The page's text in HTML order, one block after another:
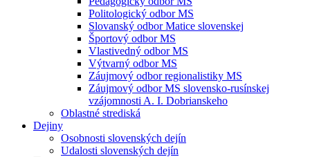
Politologický odbor MS
Slovanský odbor Matice slovenskej
Športový odbor MS
Vlastivedný odbor MS
Výtvarný odbor MS
Záujmový odbor regionalistiky MS
Záujmový odbor MS slovensko-rusínskej
vzájomnosti A. I. Dobrianskeho
Oblastné strediská
Dejiny
Osobnosti slovenských dejín
Udalosti slovenských dejín